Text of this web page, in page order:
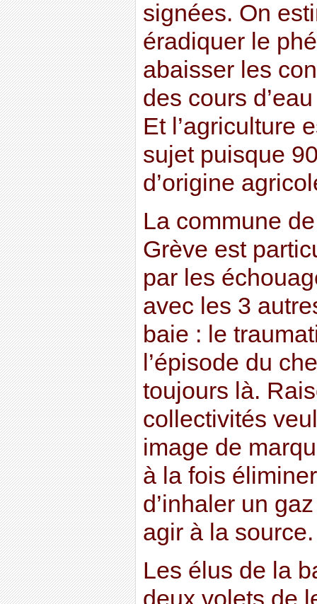
signées. On
éradiquer le
abaisser les
des cours
Et l’agriculture
sujet puisque
d’origine
La commune
Grève est
par les
avec les 3
baie : le
l’épisode du
toujours là.
collectivités
image de
à la fois
d’inhaler un
agir à la source.
Les élus de la
deux volets de